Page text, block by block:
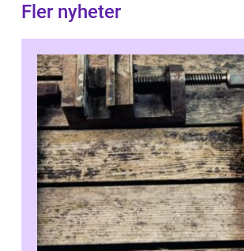
Fler nyheter